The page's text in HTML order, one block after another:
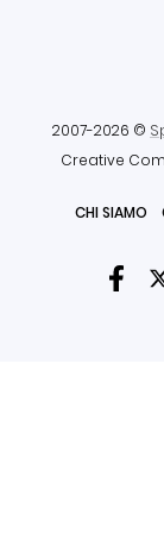
2007-2026 ©
Creative
CHI SIAMO